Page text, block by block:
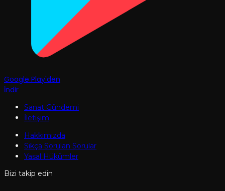
Google Play'den
İndir
Sanat Gündemi
İletişim
Hakkımızda
Sıkça Sorulan Sorular
Yasal Hükümler
Bizi takip edin